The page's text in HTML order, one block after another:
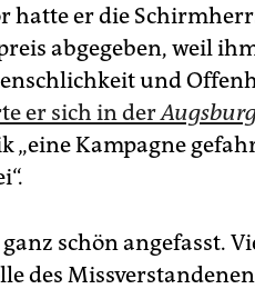
hatte er die
abgegeben, weil
und
er sich in der
„eine Kampagne
schön angefasst.
des